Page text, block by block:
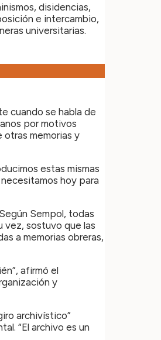
disidencias,
e intercambio,
universitarias.
cuando se habla de
por motivos
otras memorias y
estas mismas
hoy para
Sempol, todas
vez, sostuvo que las
a memorias obreras,
afirmó el
y
archivístico”
“El archivo es un